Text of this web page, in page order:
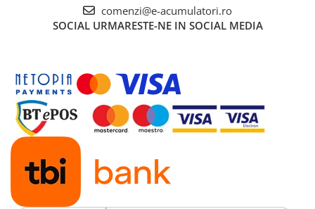
comenzi@e-acumulatori.ro
SOCIAL URMARESTE-NE IN SOCIAL MEDIA